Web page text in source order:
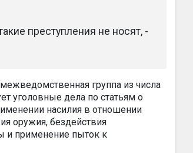
преступления не носят, -
группа из числа
уголовные дела по статьям о
насилия в отношении
оружия, бездействия
и применение пыток к